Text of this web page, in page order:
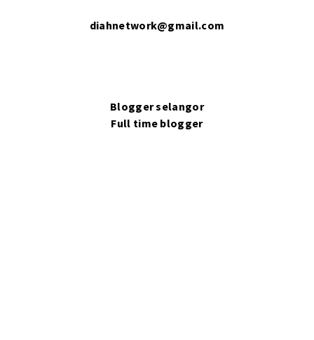
diahnetwork@gmail.com
Blogger selangor
Full time blogger